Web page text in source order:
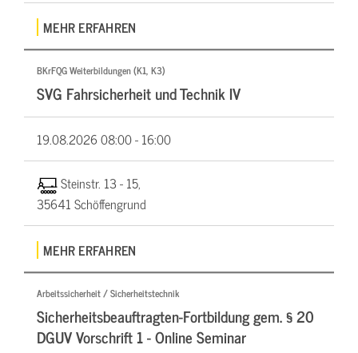
MEHR ERFAHREN
BKrFQG Weiterbildungen (K1, K3)
SVG Fahrsicherheit und Technik IV
19.08.202608:00 - 16:00
Steinstr. 13 - 15,
35641 Schöffengrund
MEHR ERFAHREN
Arbeitssicherheit / Sicherheitstechnik
Sicherheitsbeauftragten-Fortbildung gem. § 20
DGUV Vorschrift 1 - Online Seminar